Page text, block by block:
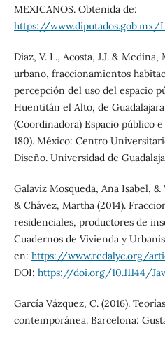
MEXICANOS. Obtenida de:
https://
Diaz, V. L., Acosta, J.J. &
urbano, fraccionamientos
percepción del uso del espacio
Huentitán el Alto, de
(Coordinadora) Espacio público
180). México: Centro
Diseño. Universidad de
Galaviz Mosqueda, Ana Isabel,
& Chávez, Martha (2014).
residenciales, productores de
Cuadernos de Vivienda y
en: https://www.redalyc.org/
DOI: https://doi.org/10.11144/
García Vázquez, C. (2016).
contemporánea. Barcelona: